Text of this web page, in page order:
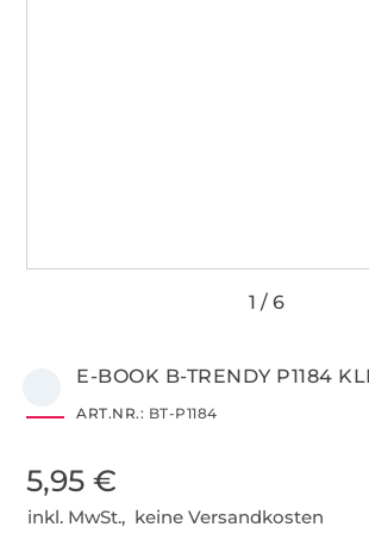
E-BOOK B-TRENDY P1184
ART.NR.: BT-P1184
5,95 €
inkl. MwSt., keine Versandkosten